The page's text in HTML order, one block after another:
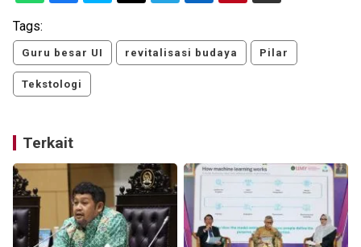
Tags:
Guru besar UI revitalisasi budaya Pilar
Tekstologi
Terkait